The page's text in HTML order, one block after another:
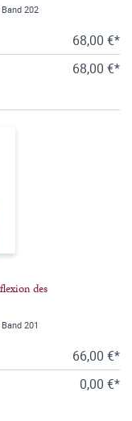
202
68,00 €*
68,00 €*
des
201
66,00 €*
0,00 €*